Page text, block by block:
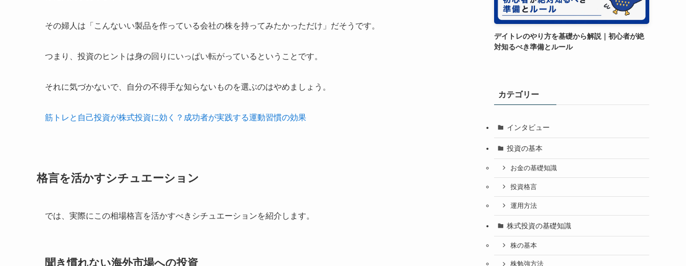
その婦人は「こんないい製品を作っている会社の株を持ってみたかっただけ」だそうです。
つまり、投資のヒントは身の回りにいっぱい転がっているということです。
それに気づかないで、自分の不得手な知らないものを選ぶのはやめましょう。
筋トレと自己投資が株式投資に効く？成功者が実践する運動習慣の効果
格言を活かすシチュエーション
では、実際にこの相場格言を活かすべきシチュエーションを紹介します。
聞き慣れない海外市場への投資
デイトレのやり方を基礎から解説｜初心者が絶
対知るべき準備とルール
カテゴリー
インタビュー
投資の基本
お金の基礎知識
投資格言
運用方法
株式投資の基礎知識
株の基本
株勉強方法